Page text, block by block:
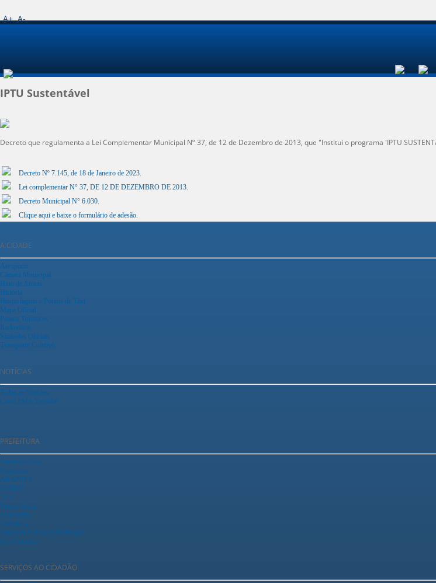
A+ A-
IPTU Sustentável
Decreto que regulamenta a Lei Complementar Municipal Nº 37, de 12 de Dezembro de 2013, que "Institui o programa 'IPTU
Decreto Nº 7.145, de 18 de Janeiro de 2023.
Lei complementar N° 37, DE 12 DE DEZEMBRO DE 2013.
Decreto Municipal N° 6.030.
Clique aqui e baixe o formulário de adesão.
A CIDADE
Aeroporto
Câmara Municipal
Hino de Araras
História
Hospedagens e Pontos de Táxi
Mapa Oficial
Pontos Turísticos
Rodoviária
Símbolos Oficiais
Transporte Coletivo
NOTÍCIAS
Todas as Notícias
Canal PMA Youtube
PREFEITURA
Prefeito e Vice
Secretarias
ARAPREV
SAEMA
TCA
Fundo Social
Legislação
Ouvidoria
Registrar Acesso a Informação
Fale Conosco
SERVIÇOS AO CIDADÃO